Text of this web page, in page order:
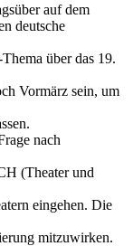
auf dem
deutsche
über das 19.
Vormärz sein, um
nach
(Theater und
eingehen. Die
mitzuwirken.